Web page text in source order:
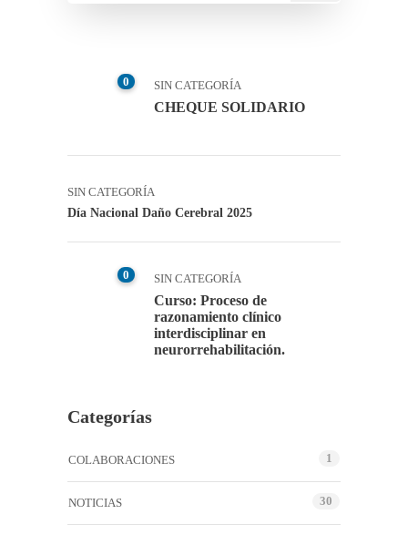
0 SIN CATEGORÍA
CHEQUE SOLIDARIO
SIN CATEGORÍA
Día Nacional Daño Cerebral 2025
0 SIN CATEGORÍA
Curso: Proceso de
razonamiento clínico
interdisciplinar en
neurorrehabilitación.
Categorías
COLABORACIONES 1
NOTICIAS 30